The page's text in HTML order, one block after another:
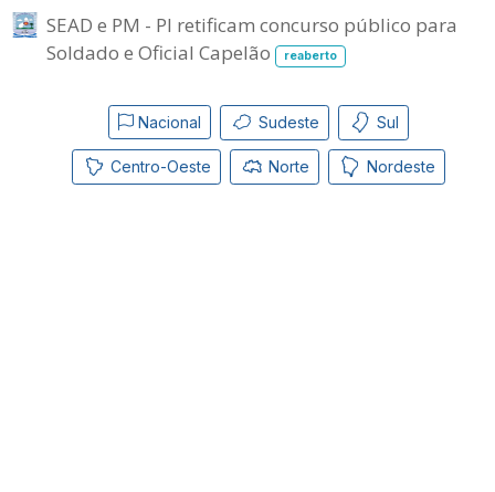
SEAD e PM - PI retificam concurso público para
Soldado e Oficial Capelão
reaberto
Nacional Sudeste Sul
Centro-Oeste Norte Nordeste